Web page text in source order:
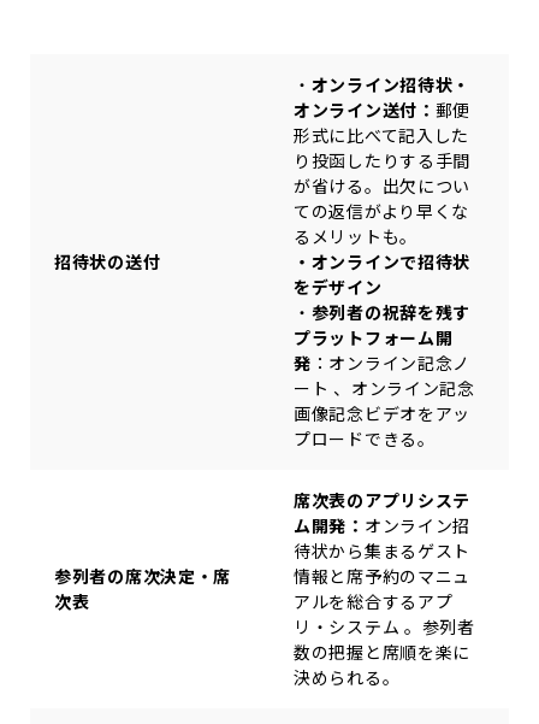
招待状の送付
・ オンライン招待状・
オンライン送付： 郵便
形式に比べて記入した
り投函したりする手間
が省ける。出欠につい
ての返信がより早くな
るメリットも。
・オンラインで招待状
をデザイン
・ 参列者の祝辞を残す
プラットフォーム開
発 ：オンライン記念ノ
ート 、オンライン記念
画像記念ビデオをアッ
プロードできる。
参列者の席次決定・席
次表
席次表のアプリシステ
ム開発： オンライン招
待状から集まるゲスト
情報と席予約のマニュ
アルを総合するアプ
リ・システム 。参列者
数の把握と席順を楽に
決められる。